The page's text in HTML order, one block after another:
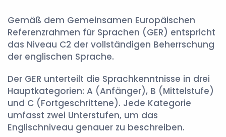
Gemäß dem Gemeinsamen Europäischen
Referenzrahmen für Sprachen (GER) entspricht
das Niveau C2 der vollständigen Beherrschung
der englischen Sprache.
Der GER unterteilt die Sprachkenntnisse in drei
Hauptkategorien: A (Anfänger), B (Mittelstufe)
und C (Fortgeschrittene). Jede Kategorie
umfasst zwei Unterstufen, um das
Englischniveau genauer zu beschreiben.